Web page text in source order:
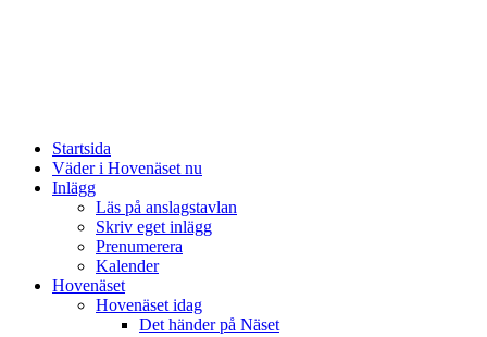
Startsida
Väder i Hovenäset nu
Inlägg
Läs på anslagstavlan
Skriv eget inlägg
Prenumerera
Kalender
Hovenäset
Hovenäset idag
Det händer på Näset